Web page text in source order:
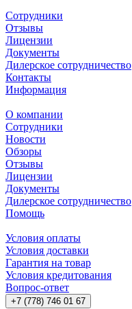
Сотрудники
Отзывы
Лицензии
Документы
Дилерское сотрудничество
Контакты
Информация
О компании
Сотрудники
Новости
Обзоры
Отзывы
Лицензии
Документы
Дилерское сотрудничество
Помощь
Условия оплаты
Условия доставки
Гарантия на товар
Условия кредитования
Вопрос-ответ
+7 (778) 746 01 67